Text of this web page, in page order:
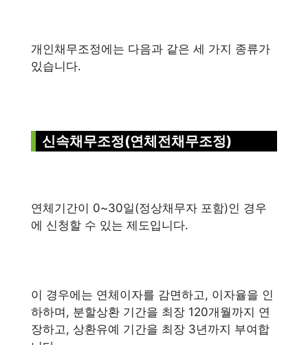
개인채무조정에는 다음과 같은 세 가지 종류가
있습니다.
신속채무조정(연체전채무조정)
연체기간이 0~30일(정상채무자 포함)인 경우
에 신청할 수 있는 제도입니다.
이 경우에는 연체이자를 감면하고, 이자율을 인
하하며, 분할상환 기간을 최장 120개월까지 연
장하고, 상환유예 기간을 최장 3년까지 부여합